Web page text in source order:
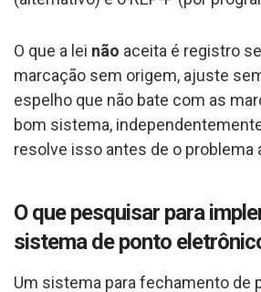
O que a lei não aceita é registro
marcação sem origem, ajuste
espelho que não bate com as
bom sistema,
resolve isso antes de o problema
O que pesquisar para
sistema de ponto
Um sistema para fechamento de